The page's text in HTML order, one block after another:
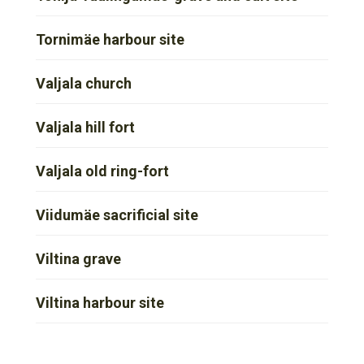
Tornimäe harbour site
Valjala church
Valjala hill fort
Valjala old ring-fort
Viidumäe sacrificial site
Viltina grave
Viltina harbour site